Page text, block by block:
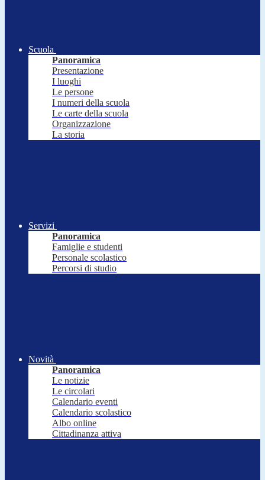
Scuola
Panoramica
Presentazione
I luoghi
Le persone
I numeri della scuola
Le carte della scuola
Organizzazione
La storia
Servizi
Panoramica
Famiglie e studenti
Personale scolastico
Percorsi di studio
Novità
Panoramica
Le notizie
Le circolari
Calendario eventi
Calendario scolastico
Albo online
Cittadinanza attiva